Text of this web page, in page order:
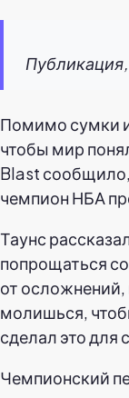
Помимо сумки
чтобы мир
Blast
чемпион НБА
Таунс
попрощаться
от осложнений,
молишься,
сделал это для
Чемпионский